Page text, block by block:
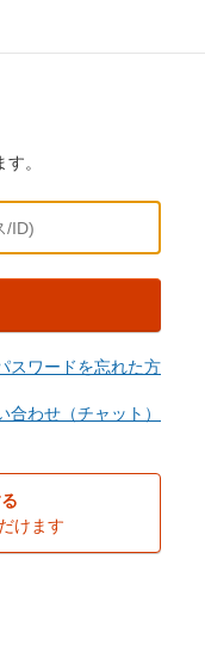
。
スワードを忘れた方
合わせ（チャット）
けます